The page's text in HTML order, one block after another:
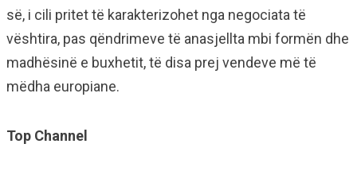
së, i cili pritet të karakterizohet nga negociata të
vështira, pas qëndrimeve të anasjellta mbi formën dhe
madhësinë e buxhetit, të disa prej vendeve më të
mëdha europiane.
Top Channel